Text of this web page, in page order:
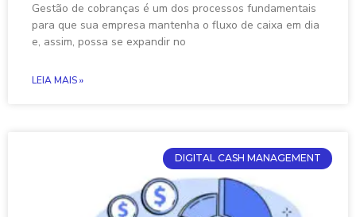
Gestão de cobranças é um dos processos fundamentais
para que sua empresa mantenha o fluxo de caixa em dia
e, assim, possa se expandir no
LEIA MAIS »
DIGITAL CASH MANAGEMENT